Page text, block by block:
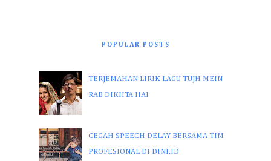
POPULAR POSTS
TERJEMAHAN LIRIK LAGU TUJH MEIN
RAB DIKHTA HAI
CEGAH SPEECH DELAY BERSAMA TIM
PROFESIONAL DI DINI.ID